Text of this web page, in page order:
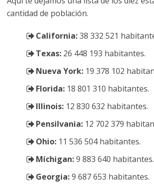
cantidad de población.
California:38 332 521
Texas: 26 448 193 habitantes.
Nueva York: 19 378 102
Florida: 18 801 310 habitantes.
Illinois: 12 830 632 habitantes.
Pensilvania: 12 702 379
Ohio: 11 536 504 habitantes.
Míchigan:9 883 640 habitantes.
Georgia:9 687 653 habitantes.